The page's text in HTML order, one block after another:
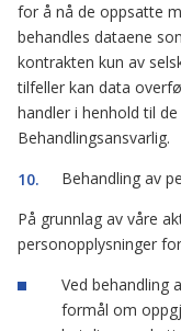
for å nå de oppsatte
behandles dataene
kontrakten kun av
tilfeller kan data
handler i henhold til
Behandlingsansvarlig.
Behandling av
På grunnlag av våre
personopplysninger
Ved behandling
formål om